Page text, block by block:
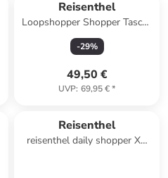
Reisenthel
Loopshopper Shopper Tasche
L 46 cm in jacquard rose
-29%
49,50 €
UVP: 69,95 €*
Reisenthel
reisenthel daily shopper XS